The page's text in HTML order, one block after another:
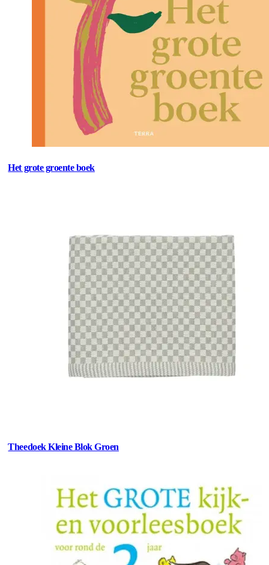
Het grote groente boek
Theedoek Kleine Blok Groen